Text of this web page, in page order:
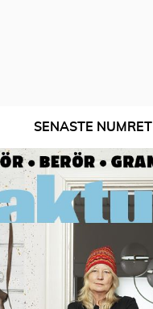
SENASTE NUMRET